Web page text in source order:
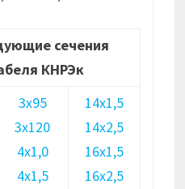
сечения
КНРЭк
3х95
3х120
4х1,0
4х1,5
14х1,5
14х2,5
16х1,5
16х2,5